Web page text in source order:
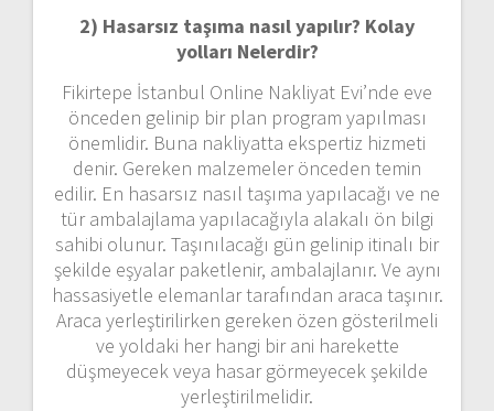
2) Hasarsız taşıma nasıl yapılır? Kolay
yolları Nelerdir?
Fikirtepe İstanbul Online Nakliyat Evi’nde eve
önceden gelinip bir plan program yapılması
önemlidir. Buna nakliyatta ekspertiz hizmeti
denir. Gereken malzemeler önceden temin
edilir. En hasarsız nasıl taşıma yapılacağı ve ne
tür ambalajlama yapılacağıyla alakalı ön bilgi
sahibi olunur. Taşınılacağı gün gelinip itinalı bir
şekilde eşyalar paketlenir, ambalajlanır. Ve aynı
hassasiyetle elemanlar tarafından araca taşınır.
Araca yerleştirilirken gereken özen gösterilmeli
ve yoldaki her hangi bir ani harekette
düşmeyecek veya hasar görmeyecek şekilde
yerleştirilmelidir.